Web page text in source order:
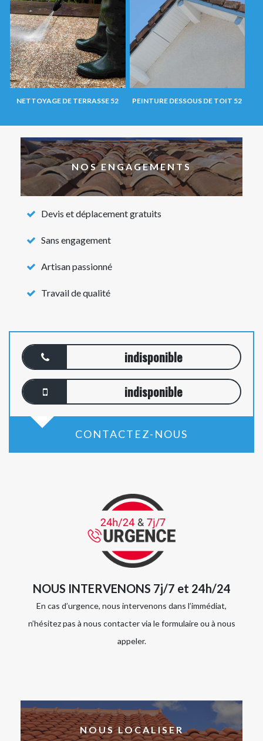
NETTOYAGE DE TERRASSE 52 PEINTURE DESSOUS DE TOIT 52
NOS ENGAGEMENTS
Devis et déplacement gratuits
Sans engagement
Artisan passionné
Travail de qualité
indisponible
indisponible
CONTACTEZ-NOUS
NOUS INTERVENONS 7j/7 et 24h/24
En cas d’urgence, nous intervenons dans l’immédiat,
n’hésitez pas à nous contacter via le formulaire ou à nous
appeler.
NOUS LOCALISER